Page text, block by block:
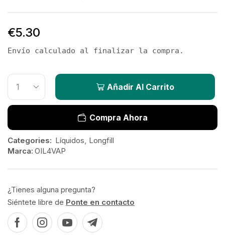
€5.30
Envío calculado al finalizar la compra.
Añadir Al Carrito
Compra Ahora
Categories: Líquidos, Longfill
Marca: OIL4VAP
¿Tienes alguna pregunta?
Siéntete libre de Ponte en contacto